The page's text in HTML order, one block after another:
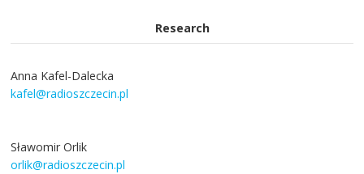
Research
Anna Kafel-Dalecka
kafel@radioszczecin.pl
Sławomir Orlik
orlik@radioszczecin.pl